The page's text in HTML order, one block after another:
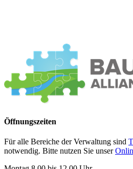
Öffnungszeiten
Für alle Bereiche der Verwaltung sind
notwendig. Bitte nutzen Sie unser